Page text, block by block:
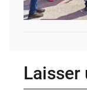
Laisser